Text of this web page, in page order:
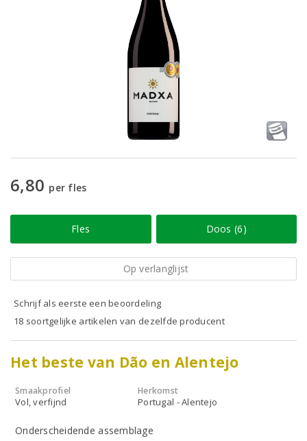
6,80 per fles
Fles Doos (6)
Op verlanglijst
Schrijf als eerste een beoordeling
18 soortgelijke artikelen van dezelfde producent
Het beste van Dão en Alentejo
Smaakprofiel
Vol, verfijnd
Herkomst
Portugal - Alentejo
Onderscheidende assemblage